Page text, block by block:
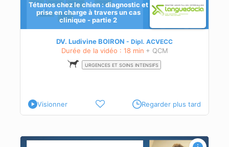
Tétanos chez le chien : diagnostic et
prise en charge à travers un cas
clinique - partie 2
DV. Ludivine BOIRON Dipl. ACVECC
Durée de la vidéo : 18 min + QCM
URGENCES ET SOINS INTENSIFS
Visionner Regarder plus tard